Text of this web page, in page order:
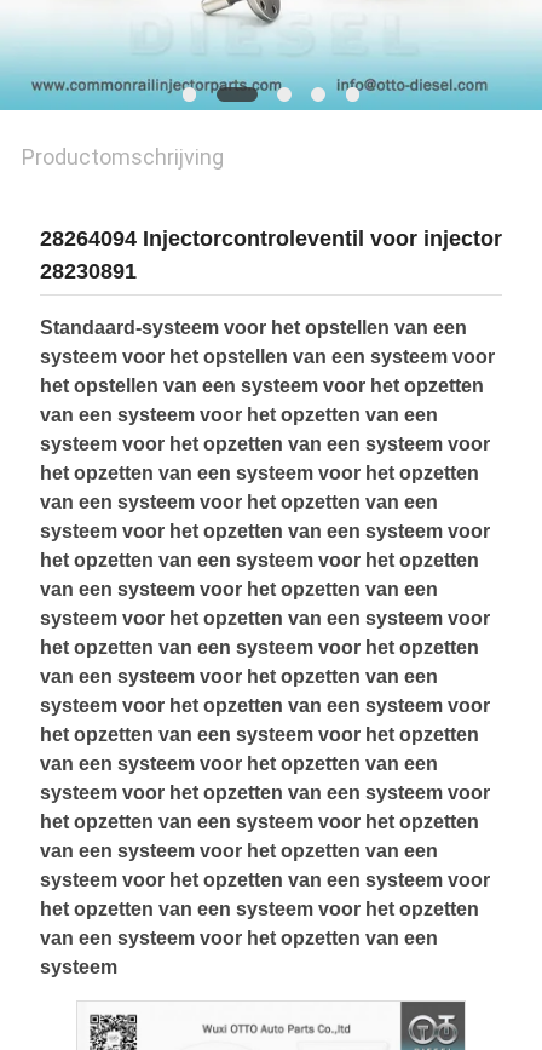
Productomschrijving
28264094 Injectorcontroleventil voor injector
28230891
Standaard-systeem voor het opstellen van een
systeem voor het opstellen van een systeem voor
het opstellen van een systeem voor het opzetten
van een systeem voor het opzetten van een
systeem voor het opzetten van een systeem voor
het opzetten van een systeem voor het opzetten
van een systeem voor het opzetten van een
systeem voor het opzetten van een systeem voor
het opzetten van een systeem voor het opzetten
van een systeem voor het opzetten van een
systeem voor het opzetten van een systeem voor
het opzetten van een systeem voor het opzetten
van een systeem voor het opzetten van een
systeem voor het opzetten van een systeem voor
het opzetten van een systeem voor het opzetten
van een systeem voor het opzetten van een
systeem voor het opzetten van een systeem voor
het opzetten van een systeem voor het opzetten
van een systeem voor het opzetten van een
systeem voor het opzetten van een systeem voor
het opzetten van een systeem voor het opzetten
van een systeem voor het opzetten van een
systeem